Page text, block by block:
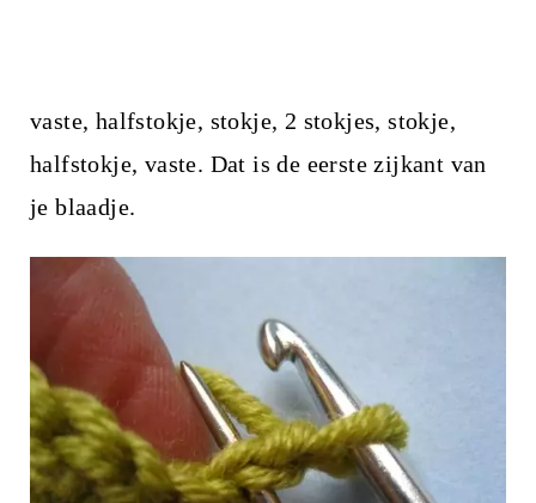
vaste, halfstokje, stokje, 2 stokjes, stokje,
halfstokje, vaste. Dat is de eerste zijkant van
je blaadje.